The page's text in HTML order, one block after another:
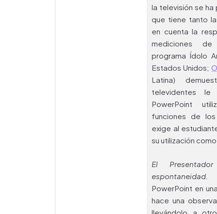
la televisión se
que tiene tanto
en cuenta la
mediciones
programa Ídolo
Estados Unidos;
Latina)
televidentes
PowerPoint
funciones de
exige al
su utilización
El
espontaneidad.
PowerPoint en
hace una